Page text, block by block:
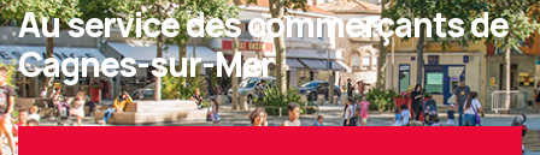
Au service des commerçants de
Cagnes-sur-Mer